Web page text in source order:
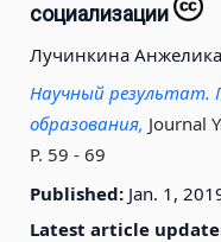
социализации
Лучинкина
Научный результат.
образования, Journal
P. 59 - 69
Published: Jan. 1,
Latest article